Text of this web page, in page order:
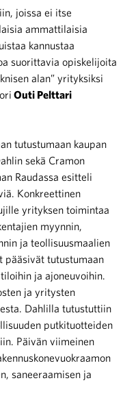
joissa ei itse
ammattilaisia
kannustaa
suorittavia opiskelijoita
alan” yrityksiksi
Outi Pelttari
tutustumaan kaupan
sekä Cramon
Raudassa esitteli
Konkreettinen
yrityksen toimintaa
myynnin,
ja teollisuusmaalien
pääsivät tutustumaan
ja ajoneuvoihin.
ja yritysten
Dahlilla tutustuttiin
putkituotteiden
Päivän viimeinen
saneeraamisen ja